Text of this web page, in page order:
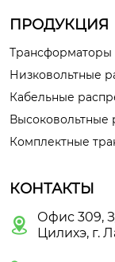
ПРОДУКЦИЯ
Трансформаторы
Низковольтные
Кабельные
Высоковольтные
Комплектные
КОНТАКТЫ

Офис 309,
Цилихэ, г.